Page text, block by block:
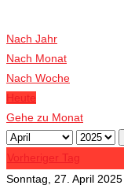
Nach Jahr
Nach Monat
Nach Woche
Heute
Gehe zu Monat
Vorheriger Tag
Sonntag, 27. April 2025